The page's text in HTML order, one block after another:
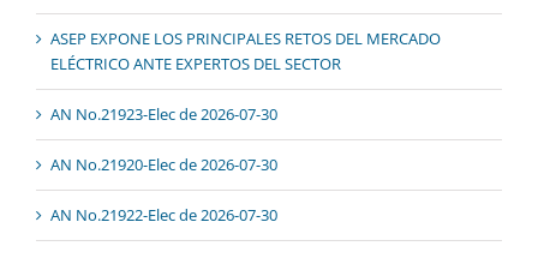
ASEP EXPONE LOS PRINCIPALES RETOS DEL MERCADO
ELÉCTRICO ANTE EXPERTOS DEL SECTOR
AN No.21923-Elec de 2026-07-30
AN No.21920-Elec de 2026-07-30
AN No.21922-Elec de 2026-07-30